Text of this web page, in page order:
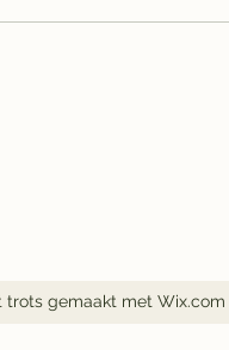
trots gemaakt met Wix.com